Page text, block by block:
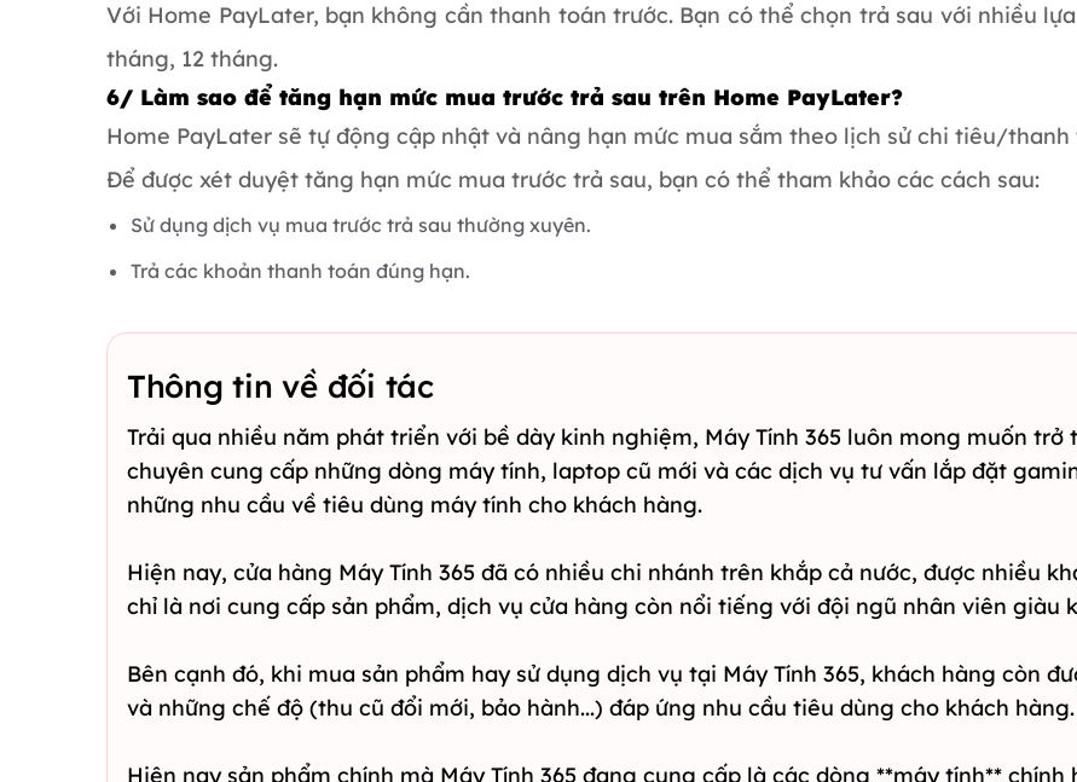
Với Home PayLater, bạn không cần thanh toán trước. Bạn có thể chọn trả sau với nhiều
tháng, 12 tháng.
6/ Làm sao để tăng hạn mức mua trước trả sau trên Home PayLater?
Home PayLater sẽ tự động cập nhật và nâng hạn mức mua sắm theo lịch sử chi tiêu/thanh
Để được xét duyệt tăng hạn mức mua trước trả sau, bạn có thể tham khảo các cách sau:
Sử dụng dịch vụ mua trước trả sau thường xuyên.
Trả các khoản thanh toán đúng hạn.
Thông tin về đối tác
Trải qua nhiều năm phát triển với bề dày kinh nghiệm, Máy Tính 365 luôn mong muốn
chuyên cung cấp những dòng máy tính, laptop cũ mới và các dịch vụ tư vấn lắp đặt
những nhu cầu về tiêu dùng máy tính cho khách hàng.
Hiện nay, cửa hàng Máy Tính 365 đã có nhiều chi nhánh trên khắp cả nước, được nhiều
chỉ là nơi cung cấp sản phẩm, dịch vụ cửa hàng còn nổi tiếng với đội ngũ nhân viên giàu
Bên cạnh đó, khi mua sản phẩm hay sử dụng dịch vụ tại Máy Tính 365, khách hàng còn
và những chế độ (thu cũ đổi mới, bảo hành...) đáp ứng nhu cầu tiêu dùng cho khách hàng.
Hiện nay sản phẩm chính mà Máy Tính 365 đang cung cấp là các dòng **máy tính**